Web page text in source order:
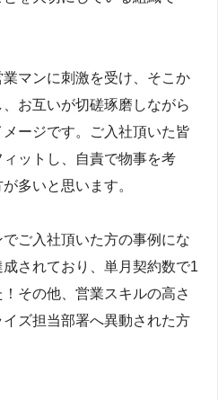
マンに刺激を受け、そこか
お互いが切磋琢磨しながら
ージです。ご入社頂いた皆
ットし、自責で物事を考
多いと思います。
ご入社頂いた方の事例にな
されており、単月契約数で1
その他、営業スキルの高さ
ズ担当部署へ異動された方